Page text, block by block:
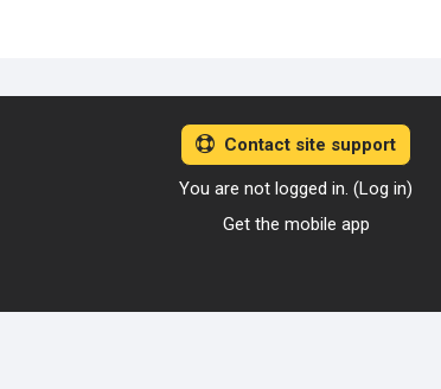
Contact site support
You are not logged in. (Log in)
Get the mobile app